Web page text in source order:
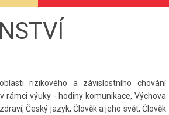
rizikového a závislostního chování
rámci výuky - hodiny komunikace, Výchova
Český jazyk, Člověk a jeho svět, Člověk